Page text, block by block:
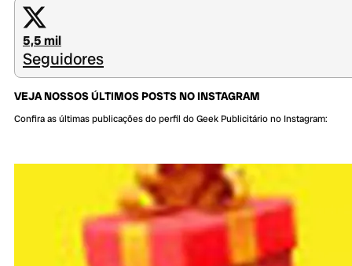
5,5 mil
Seguidores
VEJA NOSSOS ÚLTIMOS POSTS NO INSTAGRAM
Confira as últimas publicações do perfil do Geek Publicitário no Instagram: